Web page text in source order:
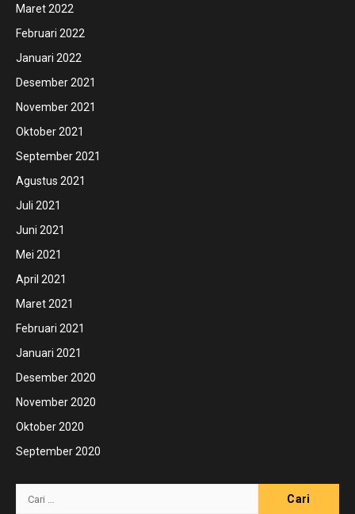
Maret 2022
Februari 2022
Januari 2022
Desember 2021
November 2021
Oktober 2021
September 2021
Agustus 2021
Juli 2021
Juni 2021
Mei 2021
April 2021
Maret 2021
Februari 2021
Januari 2021
Desember 2020
November 2020
Oktober 2020
September 2020
Cari